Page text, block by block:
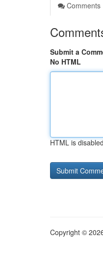
Comments
Submit a
No HTML
HTML is disabled
Copyright ©